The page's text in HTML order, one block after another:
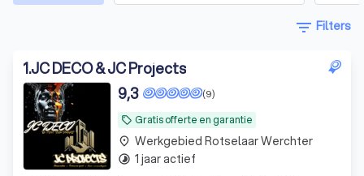
filter_list Filters
1.JC DECO & JC Projects
local_offer Gratis offerte en garantie
(9)
9,3
place Werkgebied Rotselaar Werchter
timelapse 1 jaar actief